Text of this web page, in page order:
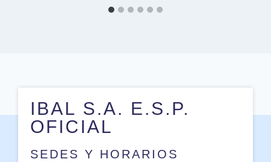
IBAL S.A. E.S.P.
OFICIAL
SEDES Y HORARIOS